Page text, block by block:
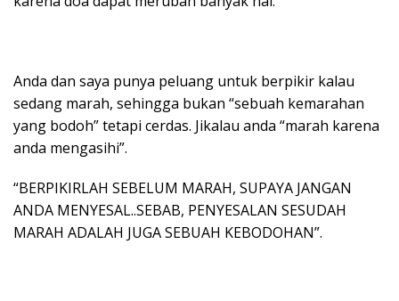
Anda dan saya punya peluang untuk berpikir kalau
sedang marah, sehingga bukan “sebuah kemarahan
yang bodoh” tetapi cerdas. Jikalau anda “marah karena
anda mengasihi”.
“BERPIKIRLAH SEBELUM MARAH, SUPAYA JANGAN
ANDA MENYESAL..SEBAB, PENYESALAN SESUDAH
MARAH ADALAH JUGA SEBUAH KEBODOHAN”.